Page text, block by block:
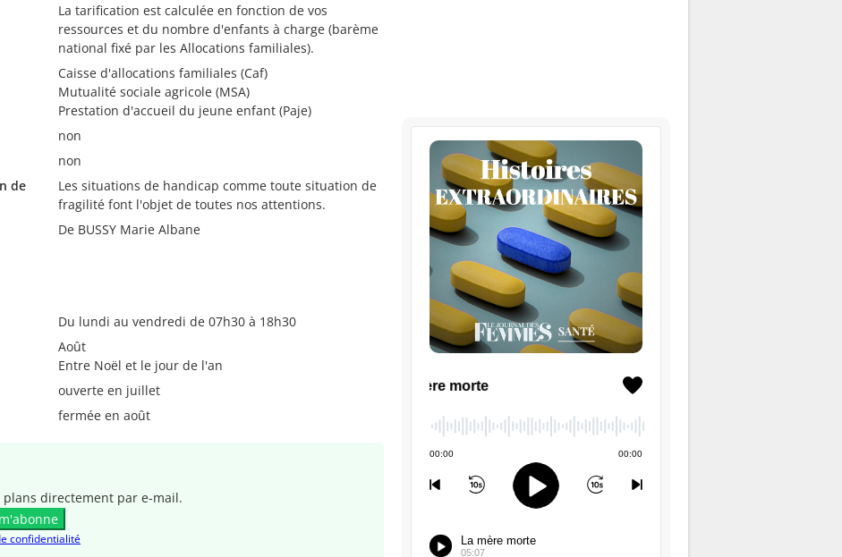
La tarification est calculée en fonction de vos
ressources et du nombre d'enfants à charge (barème
national fixé par les Allocations familiales).
Caisse d'allocations familiales (Caf)
Mutualité sociale agricole (MSA)
Prestation d'accueil du jeune enfant (Paje)
non
non
de
Les situations de handicap comme toute situation de
fragilité font l'objet de toutes nos attentions.
De BUSSY Marie Albane
Du lundi au vendredi de 07h30 à 18h30
Août
Entre Noël et le jour de l'an
ouverte en juillet
fermée en août
plans directement par e-mail.
confidentialité